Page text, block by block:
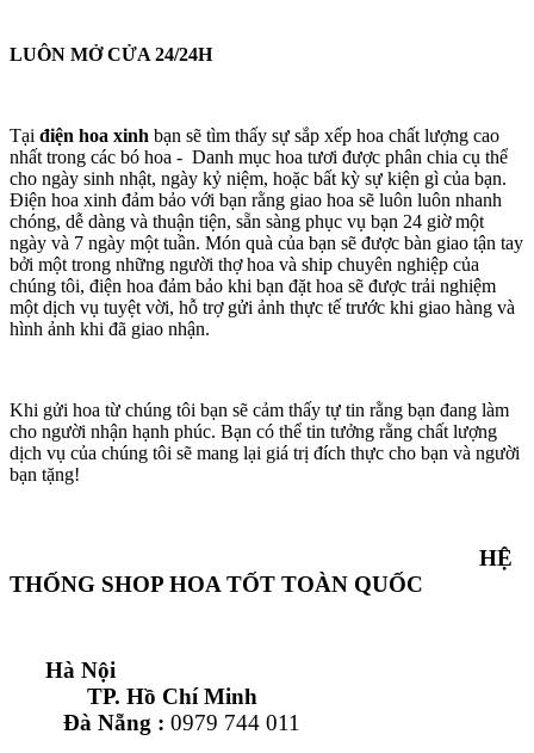
LUÔN MỞ CỬA 24/24H
Tại điện hoa xinh bạn sẽ tìm thấy sự sắp xếp hoa chất lượng cao
nhất trong các bó hoa - Danh mục hoa tươi được phân chia cụ thể
cho ngày sinh nhật, ngày kỷ niệm, hoặc bất kỳ sự kiện gì của bạn.
Điện hoa xinh đảm bảo với bạn rằng giao hoa sẽ luôn luôn nhanh
chóng, dễ dàng và thuận tiện, sẵn sàng phục vụ bạn 24 giờ một
ngày và 7 ngày một tuần. Món quà của bạn sẽ được bàn giao tận tay
bởi một trong những người thợ hoa và ship chuyên nghiệp của
chúng tôi, điện hoa đảm bảo khi bạn đặt hoa sẽ được trải nghiệm
một dịch vụ tuyệt vời, hỗ trợ gửi ảnh thực tế trước khi giao hàng và
hình ảnh khi đã giao nhận.
Khi gửi hoa từ chúng tôi bạn sẽ cảm thấy tự tin rằng bạn đang làm
cho người nhận hạnh phúc. Bạn có thể tin tưởng rằng chất lượng
dịch vụ của chúng tôi sẽ mang lại giá trị đích thực cho bạn và người
bạn tặng!
HỆ
THỐNG SHOP HOA TỐT TOÀN QUỐC
Hà Nội
TP. Hồ Chí Minh
Đà Nẵng : 0979 744 011